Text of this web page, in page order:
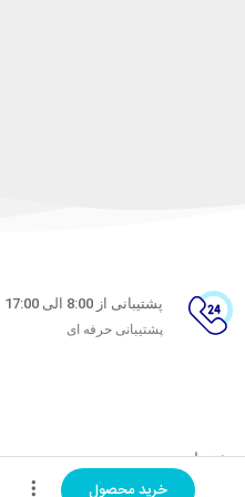
خرید محصول
پشتیبانی از 8:00 الی 17:00
پشتیبانی حرفه ای
مشتریان